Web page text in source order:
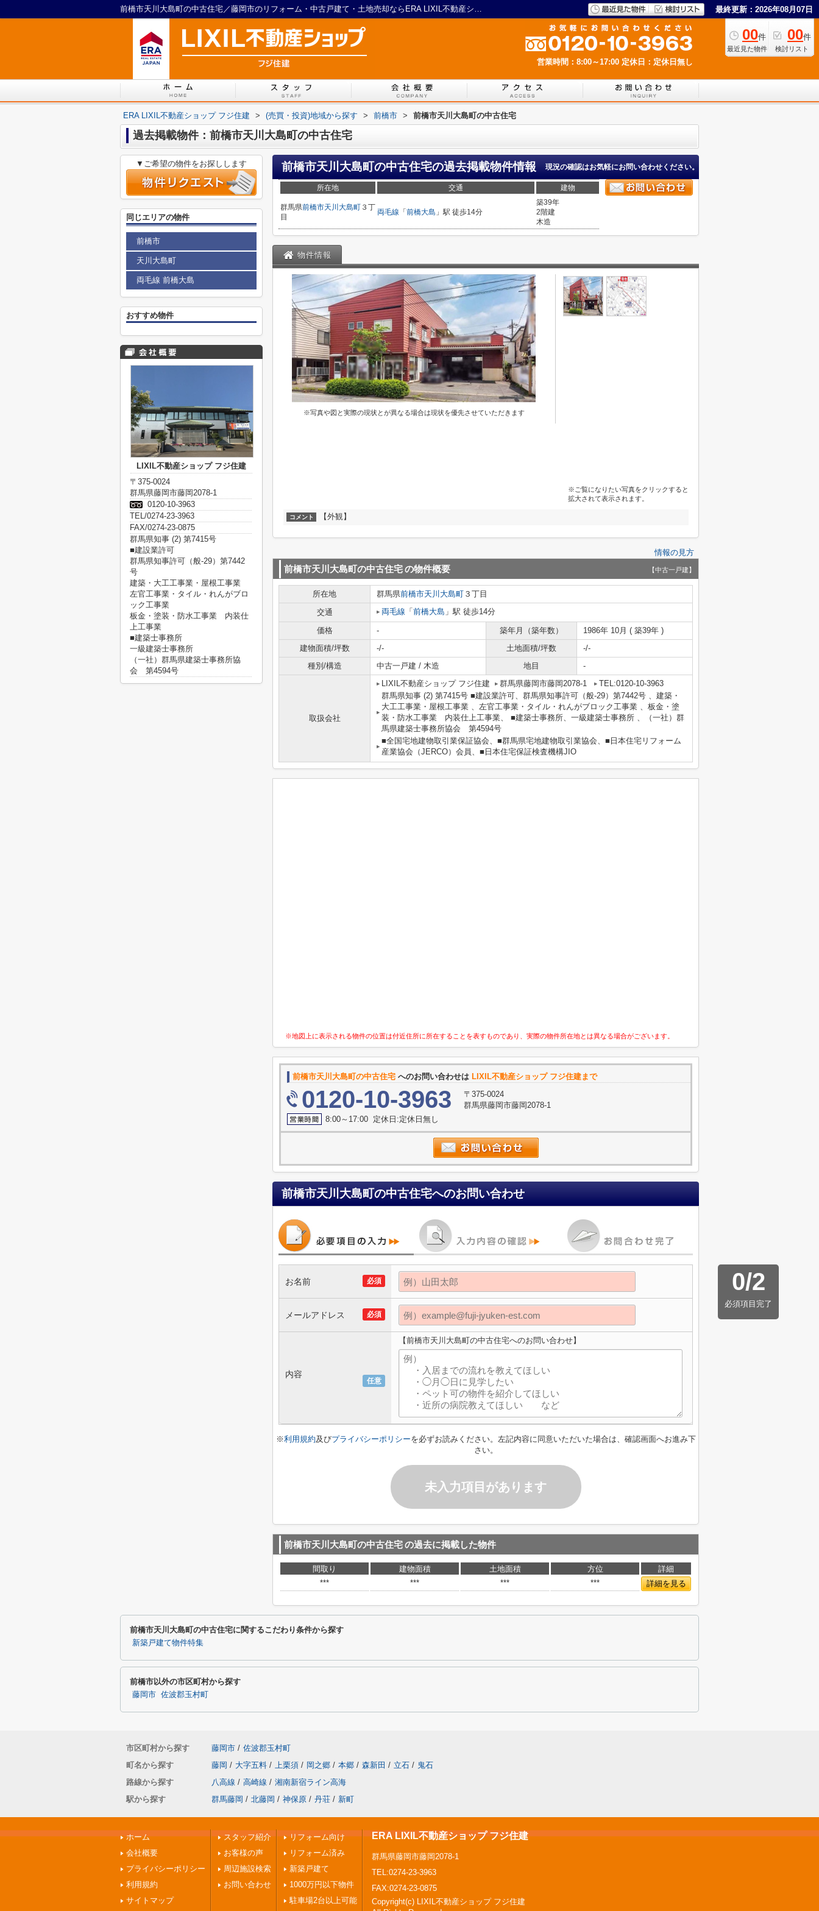
前橋市天川大島町の中古住宅／藤岡市のリフォーム・中古戸建て・土地売却ならERA LIXIL不動産ショップ フジ住建 最終更新：2026年08月07日
00件
最近見た物件
00件
検討リスト
営業時間：8:00～17:00 定休日：定休日無し
ERA LIXIL不動産ショップ フジ住建 > (売買・投資)地域から探す > 前橋市 > 前橋市天川大島町の中古住宅
過去掲載物件：前橋市天川大島町の中古住宅
前橋市天川大島町の中古住宅の過去掲載物件情報 現況の確認はお気軽にお問い合わせください。
所在地 交通 建物
群馬県前橋市天川大島町 ３丁
目
両毛線 「 前橋大島 」駅 徒歩14分
築39年
2階建
木造
物件情報
※写真や図と実際の現状とが異なる場合は現状を優先させていただきます
※ご覧になりたい写真をクリックすると
拡大されて表示されます。
コメント 【外観】
情報の見方
前橋市天川大島町の中古住宅の物件概要 【中古一戸建】
所在地 群馬県前橋市天川大島町 ３丁目
交通
両毛線 「 前橋大島 」駅 徒歩14分
価格 - 築年月（築年数）
1986年 10月 ( 築39年 )
建物面積/坪数
-/- 土地面積/坪数
-/-
種別/構造
中古一戸建 / 木造 地目 -
取扱会社
LIXIL不動産ショップ フジ住建 群馬県藤岡市藤岡2078-1
TEL:0120-10-3963
群馬県知事 (2) 第7415号 ■建設業許可、群馬県知事許可（般-29）第7442号 、建築・
大工工事業・屋根工事業 、左官工事業・タイル・れんがブロック工事業 、板金・塗
装・防水工事業 内装仕上工事業、 ■建築士事務所、一級建築士事務所 、（一社）群
馬県建築士事務所協会 第4594号
■全国宅地建物取引業保証協会、■群馬県宅地建物取引業協会、■日本住宅リフォーム
産業協会（JERCO）会員、■日本住宅保証検査機構JIO
※地図上に表示される物件の位置は付近住所に所在することを表すものであり、実際の物件所在地とは異なる場合がございます。
前橋市天川大島町の中古住宅 へのお問い合わせは LIXIL不動産ショップ フジ住建まで
0120-10-3963
〒375-0024
群馬県藤岡市藤岡2078-1
8:00～17:00 定休日:定休日無し
前橋市天川大島町の中古住宅へのお問い合わせ
0/2
必須項目完了
必須
お名前
必須
メールアドレス
任意
内容
【前橋市天川大島町の中古住宅へのお問い合わせ】
※利用規約及びプライバシーポリシーを必ずお読みください。左記内容に同意いただいた場合は、確認画面へお進み下
さい。
未入力項目があります
前橋市天川大島町の中古住宅の過去に掲載した物件
間取り 建物面積 土地面積 方位
詳細
***
*** *** *** 詳細を見る
▼ご希望の物件をお探しします
同じエリアの物件
前橋市
天川大島町
両毛線 前橋大島
おすすめ物件
LIXIL不動産ショップ フジ住建
〒375-0024
群馬県藤岡市藤岡2078-1
0120-10-3963
TEL/0274-23-3963
FAX/0274-23-0875
群馬県知事 (2) 第7415号
■建設業許可
群馬県知事許可（般-29）第7442
号
建築・大工工事業・屋根工事業
左官工事業・タイル・れんがブロ
ック工事業
板金・塗装・防水工事業 内装仕
上工事業
■建築士事務所
一級建築士事務所
（一社）群馬県建築士事務所協
会 第4594号
前橋市天川大島町の中古住宅に関するこだわり条件から探す
新築戸建て物件特集
前橋市以外の市区町村から探す
藤岡市 佐波郡玉村町
市区町村から探す 藤岡市 / 佐波郡玉村町
町名から探す
藤岡 / 大字五料 / 上栗須 / 岡之郷 / 本郷 / 森新田 / 立石 / 鬼石
路線から探す
八高線 / 高崎線 / 湘南新宿ライン高海
駅から探す
群馬藤岡 / 北藤岡 / 神保原 / 丹荘 / 新町
ホーム
会社概要
プライバシーポリシー
利用規約
サイトマップ
スタッフ紹介
お客様の声
周辺施設検索
お問い合わせ
リフォーム向け
リフォーム済み
新築戸建て
1000万円以下物件
駐車場2台以上可能
ERA LIXIL不動産ショップ フジ住建
群馬県藤岡市藤岡2078-1
TEL:0274-23-3963
FAX:0274-23-0875
Copyright(c) LIXIL不動産ショップ フジ住建